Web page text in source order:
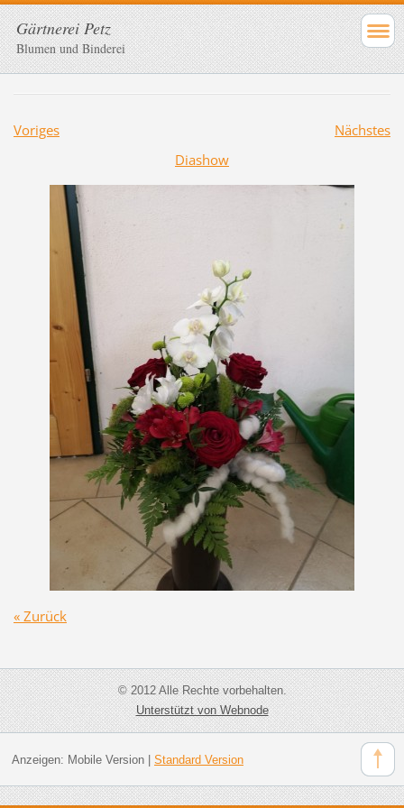
Gärtnerei Petz
Blumen und Binderei
Voriges
Nächstes
Diashow
« Zurück
© 2012 Alle Rechte vorbehalten.
Unterstützt von Webnode
Anzeigen: Mobile Version| Standard Version